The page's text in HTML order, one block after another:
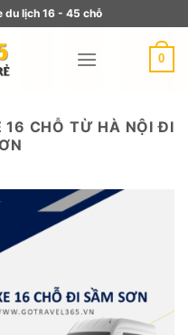
du lịch 16 - 45 chỗ
0
16 CHỖ TỪ HÀ NỘI ĐI